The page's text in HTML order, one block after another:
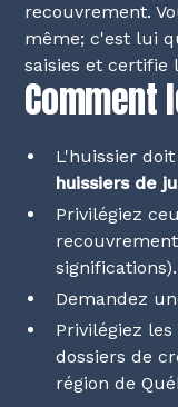
recouvrement.
même; c'est lui
saisies et certifie
Comment
L'huissier
huissiers de
Privilégiez
significations).
Demandez
Privilégiez
dossiers de
région de